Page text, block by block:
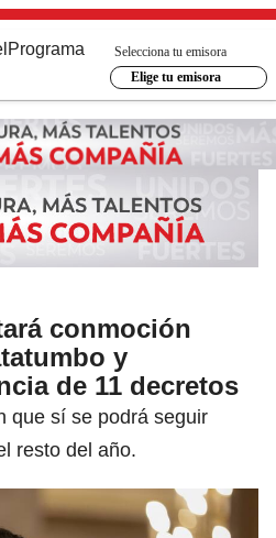
Programa
Selecciona tu emisora
Elige tu emisora
conmoción
y
de 11 decretos
que sí se podrá seguir
resto del año.